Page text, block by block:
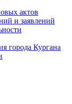
актов
и заявлений
города Кургана